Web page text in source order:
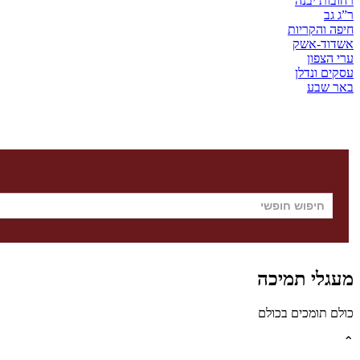
ר”ג גב
חיפה והקריות
אשדוד-אשק
ערי הצפון
עסקים ונדלן
באר שבע
מעגלי תמיכה
כולם תומכים בכולם
⌃